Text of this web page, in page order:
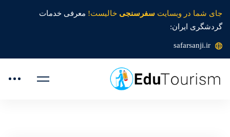
جای شما در وبسایت سفرسنجی خالیست! معرفی خدمات
گردشگری ایران:
safarsanji.ir